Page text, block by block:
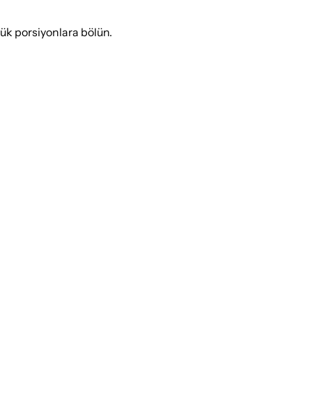
porsiyonlara bölün.